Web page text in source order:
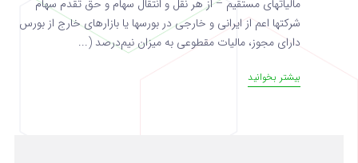
مالیاتهای مستقیم – از هر نقل و انتقال سهام و حق تقدم سهام
شرکتها اعم از ایرانی و خارجی در بورسها یا بازارهای خارج از بورس
دارای مجوز، مالیات مقطوعی به میزان نیم‌درصد (...
بیشتر بخوانید